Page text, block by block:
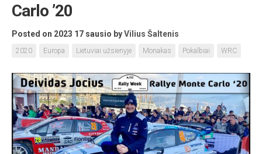
Carlo ’20
Posted on 2023 17 sausio byVilius Šaltenis
2020 Europa Lietuviai užsienyje Monakas Pokalbiai WRC